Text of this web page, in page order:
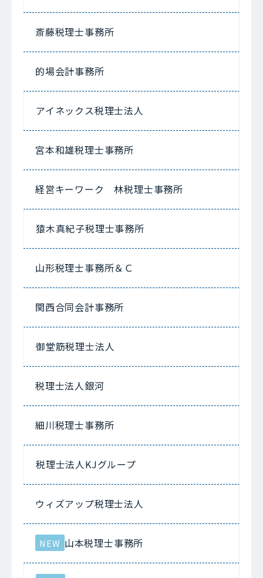
斎藤税理士事務所
的場会計事務所
アイネックス税理士法人
宮本和雄税理士事務所
経営キーワーク 林税理士事務所
猿木真紀子税理士事務所
山形税理士事務所＆Ｃ
関西合同会計事務所
御堂筋税理士法人
税理士法人銀河
細川税理士事務所
税理士法人KJグループ
ウィズアップ税理士法人
NEW 山本税理士事務所